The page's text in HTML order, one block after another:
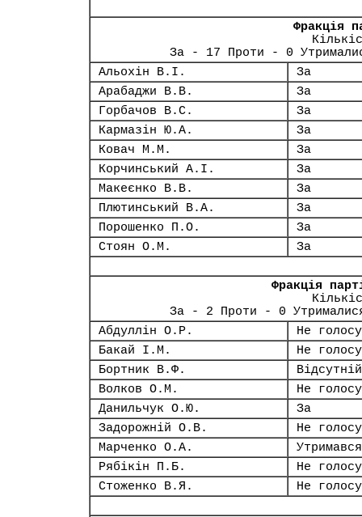
Фракція
За - 17 Проти - 0
Альохін В.І.
За
Арабаджи В.В.
За
Горбачов В.С.
За
Кармазін Ю.А.
За
Ковач М.М.
За
Корчинський А.І.
За
Макеєнко В.В.
За
Плютинський В.А.
За
Порошенко П.О.
За
Стоян О.М.
За
Фракція
За - 2 Проти - 0
Абдуллін О.Р.
Не
Бакай І.М.
Не
Бортник В.Ф.
Відсутній
Волков О.М.
Не
Данильчук О.Ю.
За
Задорожній О.В.
Не
Марченко О.А.
Утримався
Рябікін П.Б.
Не
Стоженко В.Я.
Не